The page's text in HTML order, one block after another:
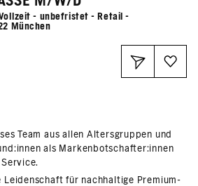
- unbefristet - Retail -
München
Team aus allen Altersgruppen und
als Markenbotschafter:innen
Leidenschaft für nachhaltige Premium-